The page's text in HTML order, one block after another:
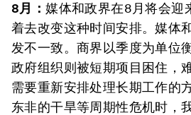
8月：媒体和政界在8月将会迎
着去改变这种时间安排。媒体
发不一致。商界以季度为单位
政府组织则被短期项目困住，
需要重新安排处理长期工作的
东非的干旱等周期性危机时，